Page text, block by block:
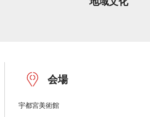
会場
宇都宮美術館